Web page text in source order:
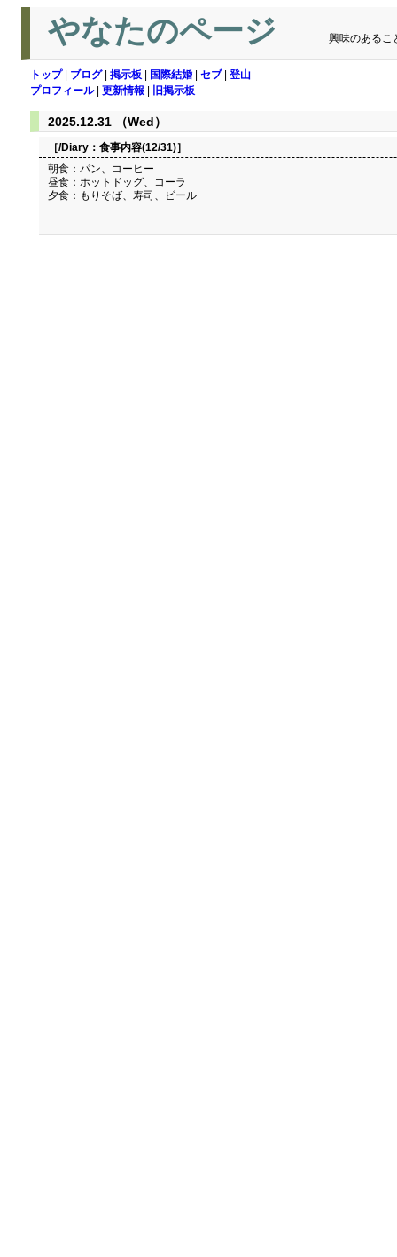
やなたのページ 興味のあるこ
トップ| ブログ| 掲示板 国際結婚 セブ| 登山
プロフィール| 更新情報 旧掲示板
2025.12.31 （Wed）
［/Diary： 食事内容(12/31)］
朝食：パン、コーヒー
昼食：ホットドッグ、コーラ
夕食：もりそば、寿司、ビール